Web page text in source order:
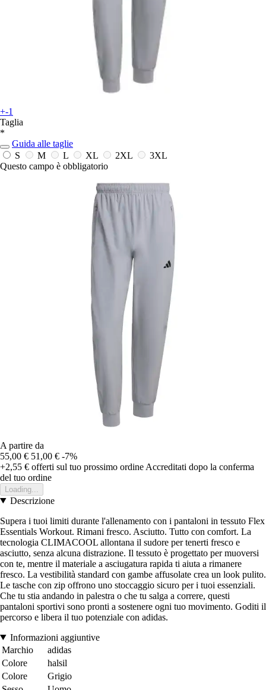
+-1
Taglia
*
Guida alle taglie
S
M L XL 2XL
3XL
Questo campo è obbligatorio
A partire da
55,00 € 51,00 € -7%
+2,55 € offerti sul tuo prossimo ordine Accreditati dopo la conferma
del tuo ordine
Loading...
Descrizione
Supera i tuoi limiti durante l'allenamento con i pantaloni in tessuto Flex
Essentials Workout. Rimani fresco. Asciutto. Tutto con comfort. La
tecnologia CLIMACOOL allontana il sudore per tenerti fresco e
asciutto, senza alcuna distrazione. Il tessuto è progettato per muoversi
con te, mentre il materiale a asciugatura rapida ti aiuta a rimanere
fresco. La vestibilità standard con gambe affusolate crea un look pulito.
Le tasche con zip offrono uno stoccaggio sicuro per i tuoi essenziali.
Che tu stia andando in palestra o che tu salga a correre, questi
pantaloni sportivi sono pronti a sostenere ogni tuo movimento. Goditi il
percorso e libera il tuo potenziale con adidas.
Informazioni aggiuntive
Marchio
adidas
Colore
halsil
Colore
Grigio